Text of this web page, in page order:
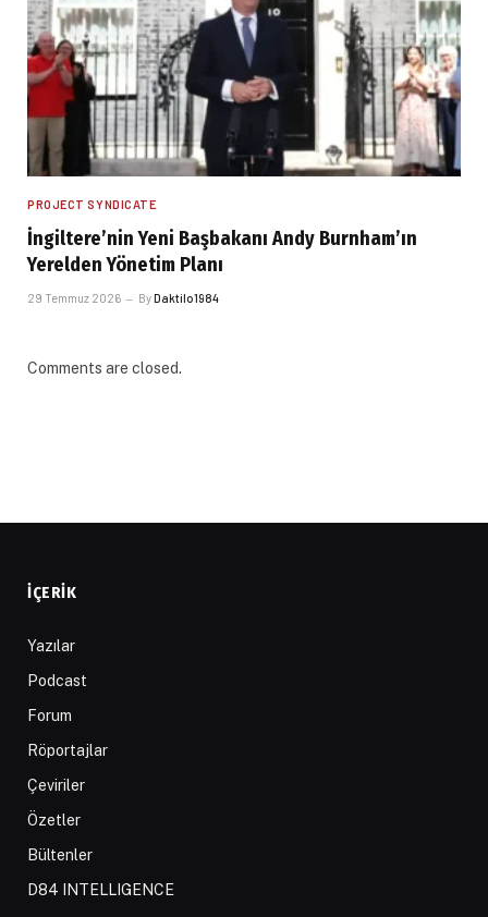
PROJECT SYNDICATE
İngiltere’nin Yeni Başbakanı Andy Burnham’ın
Yerelden Yönetim Planı
29 Temmuz 2026 ByDaktilo1984
Comments are closed.
İÇERIK
Yazılar
Podcast
Forum
Röportajlar
Çeviriler
Özetler
Bültenler
D84 INTELLIGENCE